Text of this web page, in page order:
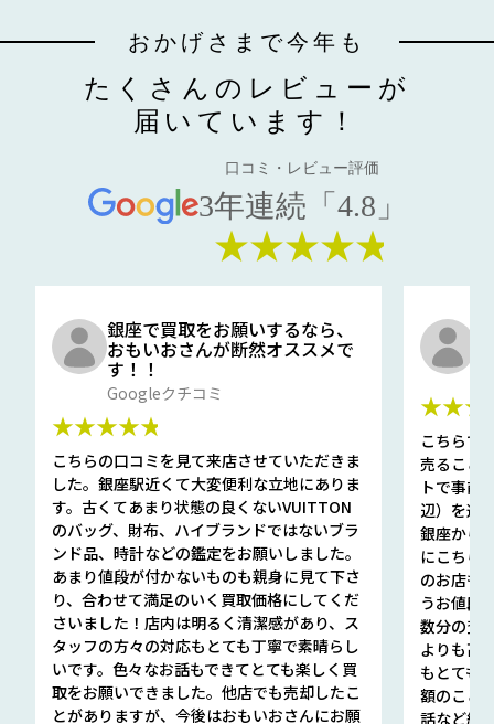
おかげさまで今年も
たくさんのレビューが
届いています！
口コミ・レビュー評価
3年連続「4.8」
★★★★★
銀座で買取をお願いするなら、
おもいおさんが断然オススメで
す！！
Googleクチコミ
★★★★★
こちらの口コミを見て来店させていただきま
した。銀座駅近くて大変便利な立地にありま
す。古くてあまり状態の良くないVUITTON
のバッグ、財布、ハイブランドではないブラ
ンド品、時計などの鑑定をお願いしました。
あまり値段が付かないものも親身に見て下さ
り、合わせて満足のいく買取価格にしてくだ
さいました！店内は明るく清潔感があり、ス
タッフの方々の対応もとても丁寧で素晴らし
いです。色々なお話もできてとても楽しく買
取をお願いできました。他店でも売却したこ
とがありますが、今後はおもいおさんにお願
こちらで
売ること
トで事前
辺）を選
銀座から
にこちら
のお店も
うお値段
数分の査
よりも高
もとても
額のこと
話など細